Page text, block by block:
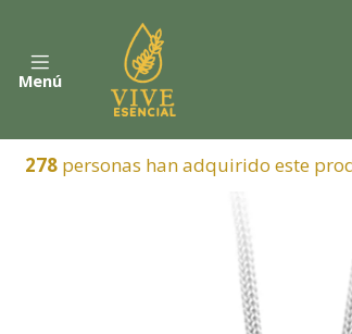
Menú
278personas han adquirido este